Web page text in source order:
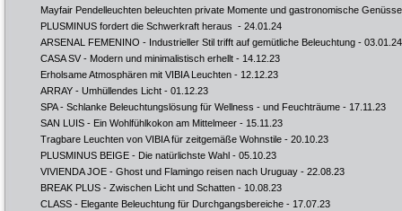
Mayfair Pendelleuchten beleuchten private Momente und gastronomische Genüsse
PLUSMINUS fordert die Schwerkraft heraus - 24.01.24
ARSENAL FEMENINO - Industrieller Stil trifft auf gemütliche Beleuchtung - 03.01.24
CASA SV - Modern und minimalistisch erhellt - 14.12.23
Erholsame Atmosphären mit VIBIA Leuchten - 12.12.23
ARRAY - Umhüllendes Licht - 01.12.23
SPA - Schlanke Beleuchtungslösung für Wellness - und Feuchträume - 17.11.23
SAN LUIS - Ein Wohlfühlkokon am Mittelmeer - 15.11.23
Tragbare Leuchten von VIBIA für zeitgemäße Wohnstile - 20.10.23
PLUSMINUS BEIGE - Die natürlichste Wahl - 05.10.23
VIVIENDA JOE - Ghost und Flamingo reisen nach Uruguay - 22.08.23
BREAK PLUS - Zwischen Licht und Schatten - 10.08.23
CLASS - Elegante Beleuchtung für Durchgangsbereiche - 17.07.23